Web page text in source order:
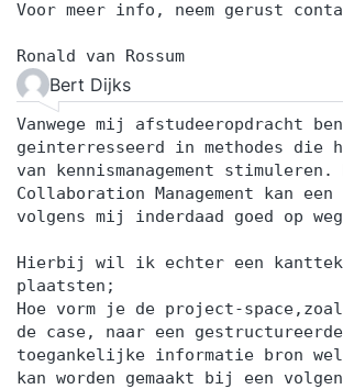
Voor meer info, neem gerust
Ronald van Rossum
Bert Dijks
Vanwege mij afstudeeropdracht
geinterresseerd in methodes die
van kennismanagement stimuleren.
Collaboration Management kan
volgens mij inderdaad goed op
Hierbij wil ik echter een
plaatsten;
Hoe vorm je de project-
de case, naar een gestructureerde
toegankelijke informatie bron
kan worden gemaakt bij een